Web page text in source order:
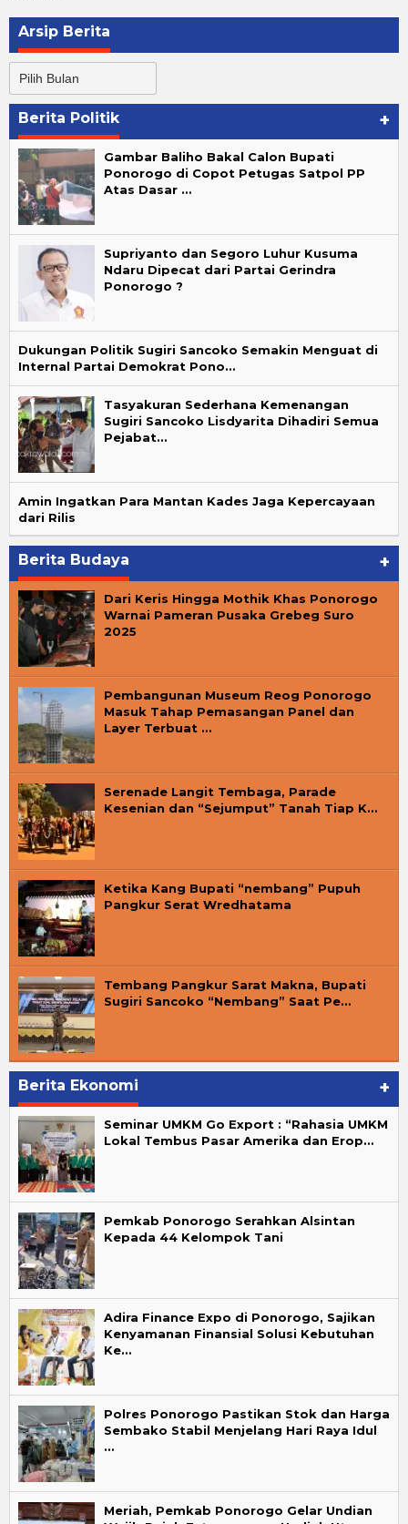
Arsip Berita
Berita
Berita Politik +
Gambar Baliho Bakal Calon Bupati
Ponorogo di Copot Petugas Satpol PP
Atas Dasar …
Supriyanto dan Segoro Luhur Kusuma
Ndaru Dipecat dari Partai Gerindra
Ponorogo ?
Dukungan Politik Sugiri Sancoko Semakin Menguat di
Internal Partai Demokrat Pono…
Tasyakuran Sederhana Kemenangan
Sugiri Sancoko Lisdyarita Dihadiri Semua
Pejabat…
Amin Ingatkan Para Mantan Kades Jaga Kepercayaan
dari Rilis
Berita Budaya +
Dari Keris Hingga Mothik Khas Ponorogo
Warnai Pameran Pusaka Grebeg Suro
2025
Pembangunan Museum Reog Ponorogo
Masuk Tahap Pemasangan Panel dan
Layer Terbuat …
Serenade Langit Tembaga, Parade
Kesenian dan “Sejumput” Tanah Tiap K…
Ketika Kang Bupati “nembang” Pupuh
Pangkur Serat Wredhatama
Tembang Pangkur Sarat Makna, Bupati
Sugiri Sancoko “Nembang” Saat Pe…
Berita Ekonomi +
Seminar UMKM Go Export : “Rahasia UMKM
Lokal Tembus Pasar Amerika dan Erop…
Pemkab Ponorogo Serahkan Alsintan
Kepada 44 Kelompok Tani
Adira Finance Expo di Ponorogo, Sajikan
Kenyamanan Finansial Solusi Kebutuhan
Ke…
Polres Ponorogo Pastikan Stok dan Harga
Sembako Stabil Menjelang Hari Raya Idul
…
Meriah, Pemkab Ponorogo Gelar Undian